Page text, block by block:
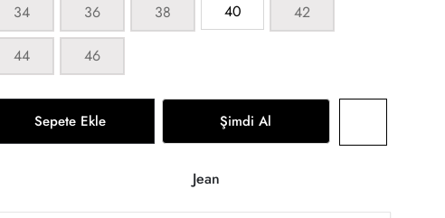
34 36 38 40 42
44 46
Sepete Ekle Şimdi Al
Jean